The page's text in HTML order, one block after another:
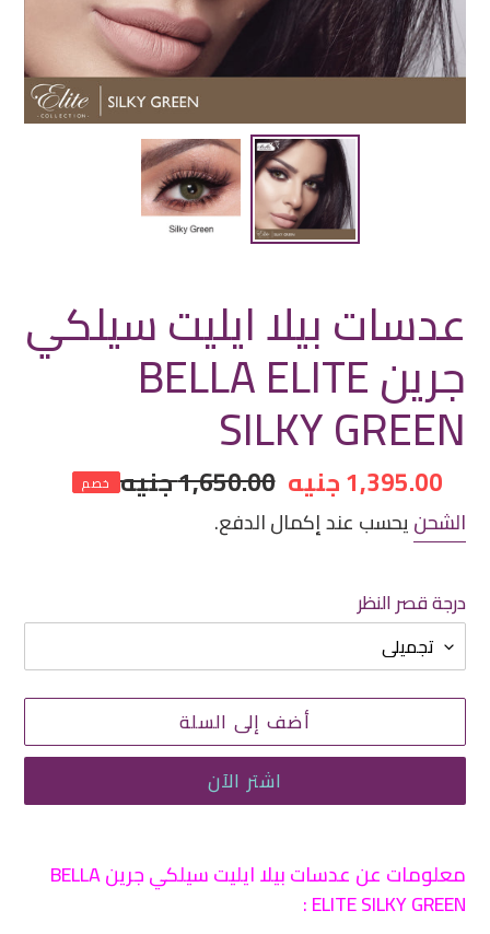
عدسات بيلا ايليت سيلكي
جرين BELLA ELITE
SILKY GREEN
سعر
مخفض
1,395.00 جنيه سعر
عادي
1,650.00 جنيه خصم
الشحنيحسب عند إكمال الدفع.
درجة قصر النظر
أضف إلى السلة
اشتر الآن
منتج
إلى
معلومات عن عدسات بيلا ايليت سيلكي جرين BELLA
ELITE SILKY GREEN :